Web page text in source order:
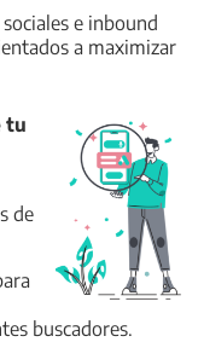
e inbound
a maximizar
tu
de
buscadores.